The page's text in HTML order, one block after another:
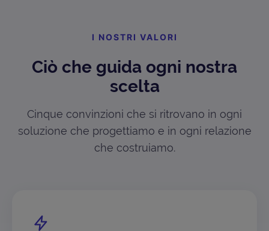
I NOSTRI VALORI
Ciò che guida ogni nostra
scelta
Cinque convinzioni che si ritrovano in ogni
soluzione che progettiamo e in ogni relazione
che costruiamo.